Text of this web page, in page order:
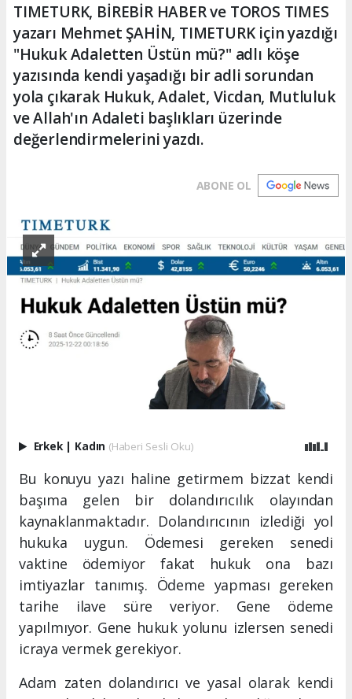
TIMETURK, BİREBİR HABER ve TOROS TIMES
yazarı Mehmet ŞAHİN, TIMETURK için yazdığı
"Hukuk Adaletten Üstün mü?" adlı köşe
yazısında kendi yaşadığı bir adli sorundan
yola çıkarak Hukuk, Adalet, Vicdan, Mutluluk
ve Allah'ın Adaleti başlıkları üzerinde
değerlendirmelerini yazdı.
ABONE OL
Erkek | Kadın (Haberi Sesli Oku)
Bu konuyu yazı haline getirmem bizzat kendi
başıma gelen bir dolandırıcılık olayından
kaynaklanmaktadır. Dolandırıcının izlediği yol
hukuka uygun. Ödemesi gereken senedi
vaktine ödemiyor fakat hukuk ona bazı
imtiyazlar tanımış. Ödeme yapması gereken
tarihe ilave süre veriyor. Gene ödeme
yapılmıyor. Gene hukuk yolunu izlersen senedi
icraya vermek gerekiyor.
Adam zaten dolandırıcı ve yasal olarak kendi